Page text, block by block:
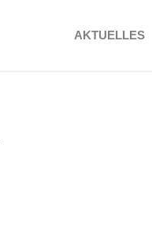
AKTUELLES